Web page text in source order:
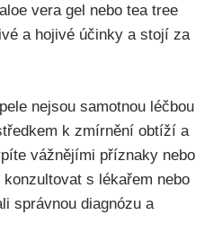
‌vera gel nebo ​tea tree
a hojivé ‍účinky a stojí za
nejsou samotnou léčbou
k ​zmírnění obtíží a⁣
vážnějími ​příznaky nebo
⁣s lékařem nebo
správnou ⁣diagnózu a‍